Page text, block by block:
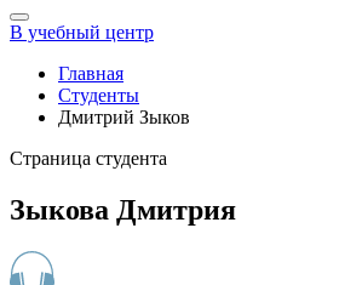
В учебный центр
Главная
Студенты
Дмитрий Зыков
Страница студента
Зыкова Дмитрия